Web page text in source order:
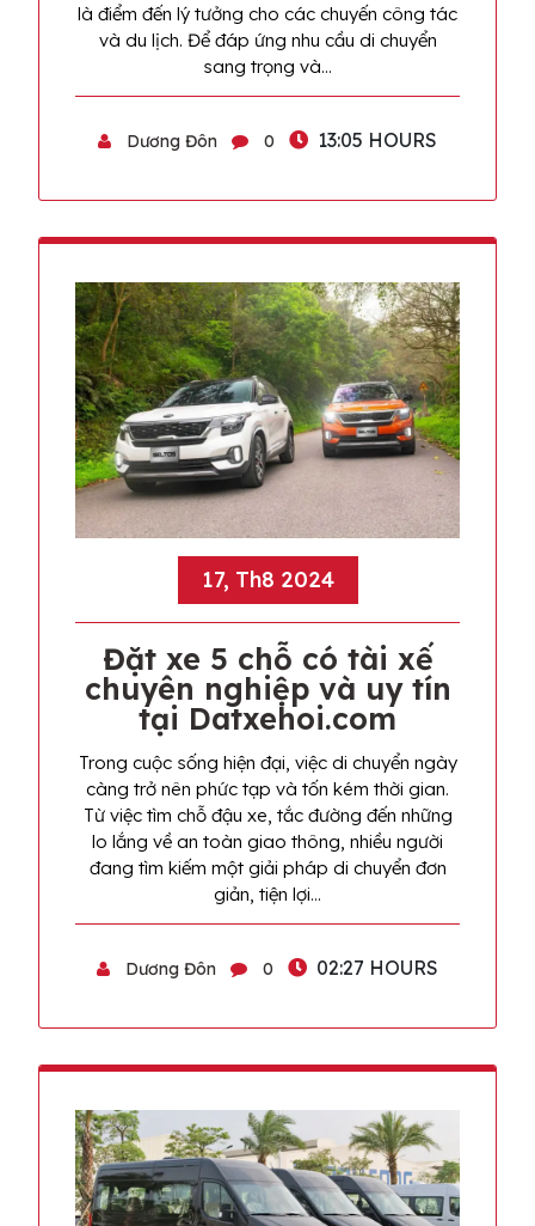
là điểm đến lý tưởng cho các chuyến công tác
và du lịch. Để đáp ứng nhu cầu di chuyển
sang trọng và…
Dương Đôn 0 13:05 HOURS
17, Th8 2024
Đặt xe 5 chỗ có tài xế
chuyên nghiệp và uy tín
tại Datxehoi.com
Trong cuộc sống hiện đại, việc di chuyển ngày
càng trở nên phức tạp và tốn kém thời gian.
Từ việc tìm chỗ đậu xe, tắc đường đến những
lo lắng về an toàn giao thông, nhiều người
đang tìm kiếm một giải pháp di chuyển đơn
giản, tiện lợi…
Dương Đôn 0 02:27 HOURS